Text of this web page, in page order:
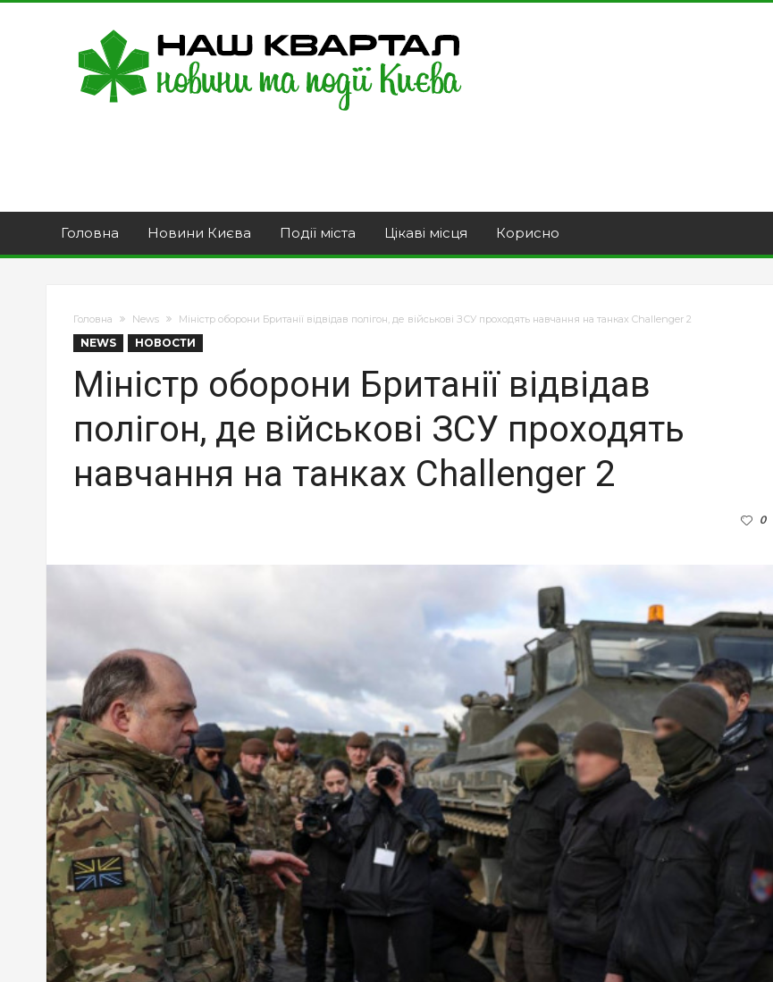
Головна Новини Києва Події міста Цікаві місця Корисно
Головна News Міністр оборони Британії відвідав полігон, де військові ЗСУ проходять навчання на танках Challenger 2
NEWS НОВОСТИ
Міністр оборони Британії відвідав
полігон, де військові ЗСУ проходять
навчання на танках Challenger 2
0